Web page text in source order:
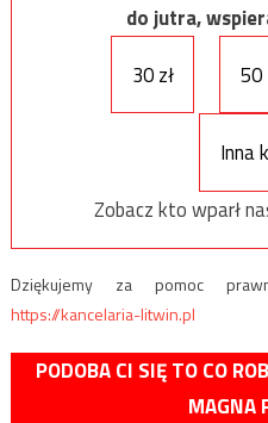
do jutra,
30 zł
50
Inna
Zobacz kto wparł
Dziękujemy za pomoc
https://kancelaria-litwin.pl
PODOBA CI SIĘ TO CO
MAGNA